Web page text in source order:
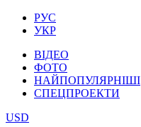
РУС
УКР
ВІДЕО
ФОТО
НАЙПОПУЛЯРНІШІ
СПЕЦПРОЕКТИ
USD